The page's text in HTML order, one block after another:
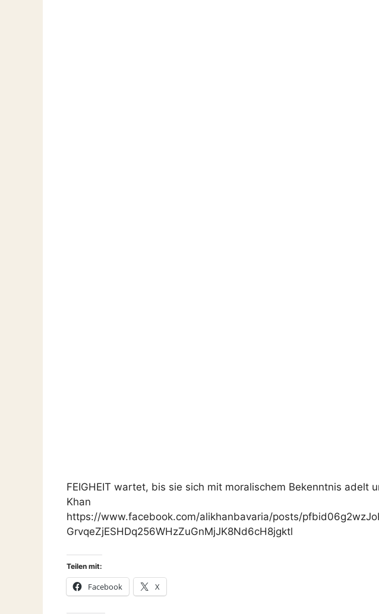
FEIGHEIT wartet, bis sie sich mit moralischem Bekenntnis adelt
Khan
https://www.facebook.com/alikhanbavaria/posts/
GrvqeZjESHDq256WHzZuGnMjJK8Nd6cH8jgktl
Teilen mit:
Facebook X